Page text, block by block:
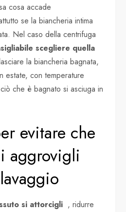
cosa accade
se la biancheria intima
Nel caso della centrifuga
scegliere quella
la biancheria bagnata,
estate, con temperature
che è bagnato si asciuga in
evitare che
aggrovigli
si attorcigli , ridurre